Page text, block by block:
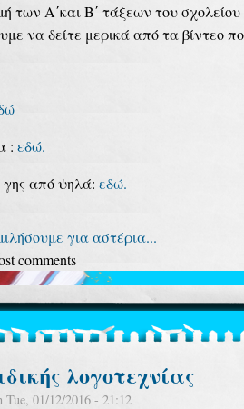
των Α΄και Β΄ τάξεων του
να δείτε μερικά από τα βίντεο
: εδώ.
γης από ψηλά: εδώ.
για αστέρια...
comments
λογοτεχνίας
Tue, 01/12/2016 - 21:12